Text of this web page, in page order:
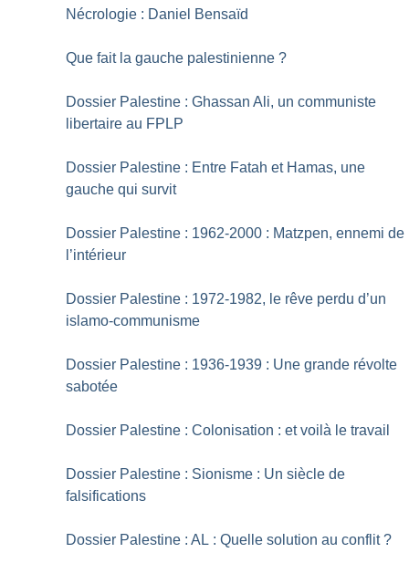
Nécrologie : Daniel Bensaïd
Que fait la gauche palestinienne ?
Dossier Palestine : Ghassan Ali, un communiste
libertaire au FPLP
Dossier Palestine : Entre Fatah et Hamas, une
gauche qui survit
Dossier Palestine : 1962-2000 : Matzpen, ennemi de
l’intérieur
Dossier Palestine : 1972-1982, le rêve perdu d’un
islamo-communisme
Dossier Palestine : 1936-1939 : Une grande révolte
sabotée
Dossier Palestine : Colonisation : et voilà le travail
Dossier Palestine : Sionisme : Un siècle de
falsifications
Dossier Palestine : AL : Quelle solution au conflit ?